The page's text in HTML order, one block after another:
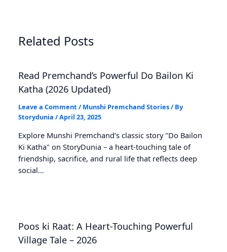
Related Posts
Read Premchand’s Powerful Do Bailon Ki
Katha (2026 Updated)
Leave a Comment / Munshi Premchand Stories/ By
Storydunia /April 23, 2025
Explore Munshi Premchand’s classic story "Do Bailon
Ki Katha" on StoryDunia – a heart-touching tale of
friendship, sacrifice, and rural life that reflects deep
social…
Poos ki Raat: A Heart-Touching Powerful
Village Tale – 2026